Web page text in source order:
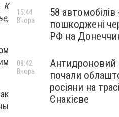
К
58
пошкоджені
РФ на
15:44
Вчора
Антидроновий
почали
росіяни на
Єнакієве
08:42
Вчора